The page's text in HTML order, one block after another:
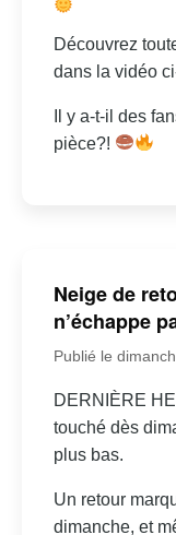
Découvrez
dans la vidéo
Il y a-t-il des
pièce?!
Neige de
n’échappe
Publié le
DERNIÈRE
touché dès
plus bas.
Un retour
dimanche, et